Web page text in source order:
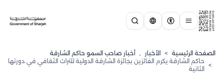
الصفحة الرئيسية > الأخبار , أخبار صاحب السمو حاكم الشارقة
>
حاكم الشارقة يكرم الفائزين بجائزة الشارقة الدولية للتراث الثقافي في دورتها
الثانية